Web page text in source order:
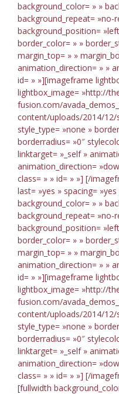
background_color= » »
background_repeat= »no-
background_position=
border_color= » »
margin_top= » »
animation_direction= » »
id= » »][imageframe
lightbox_image= »http://
fusion.com/
content/uploads/2014/12/
style_type= »none »
borderradius= »0″
linktarget= »_self »
animation_direction=
class= » » id= » »] [/
last= »yes » spacing=
background_color= » »
background_repeat= »no-
background_position=
border_color= » »
margin_top= » »
animation_direction= » »
id= » »][imageframe
lightbox_image= »http://
fusion.com/
content/uploads/2014/12/
style_type= »none »
borderradius= »0″
linktarget= »_self »
animation_direction=
class= » » id= » »] [/
[fullwidth